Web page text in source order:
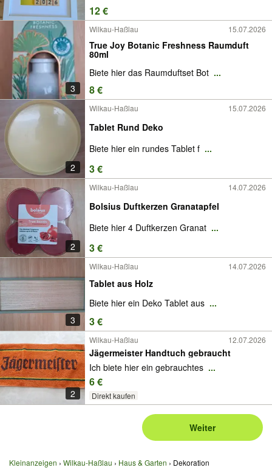
12 €
3
Wilkau-Haßlau 15.07.2026
True Joy Botanic Freshness Raumduft
80ml
Biete hier das Raumduftset Bot ...
8 €
2
Wilkau-Haßlau 15.07.2026
Tablet Rund Deko
Biete hier ein rundes Tablet f ...
3 €
2
Wilkau-Haßlau 14.07.2026
Bolsius Duftkerzen Granatapfel
Biete hier 4 Duftkerzen Granat ...
3 €
3
Wilkau-Haßlau 14.07.2026
Tablet aus Holz
Biete hier ein Deko Tablet aus ...
3 €
2
Wilkau-Haßlau 12.07.2026
Jägermeister Handtuch gebraucht
Ich biete hier ein gebrauchtes ...
6 €
Direkt kaufen
Weiter
Kleinanzeigen Wilkau-Haßlau Haus & Garten Dekoration